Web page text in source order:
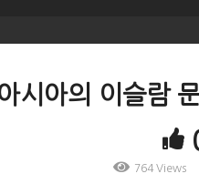
시아의 이슬람
764 Views